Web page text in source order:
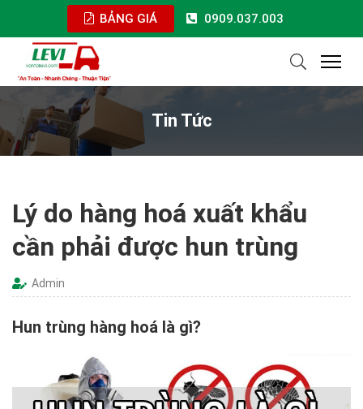
BẢNG GIÁ 0909.037.003
Tin Tức
Lý do hàng hoá xuất khẩu
cần phải được hun trùng
Admin
Hun trùng hàng hoá là gì?